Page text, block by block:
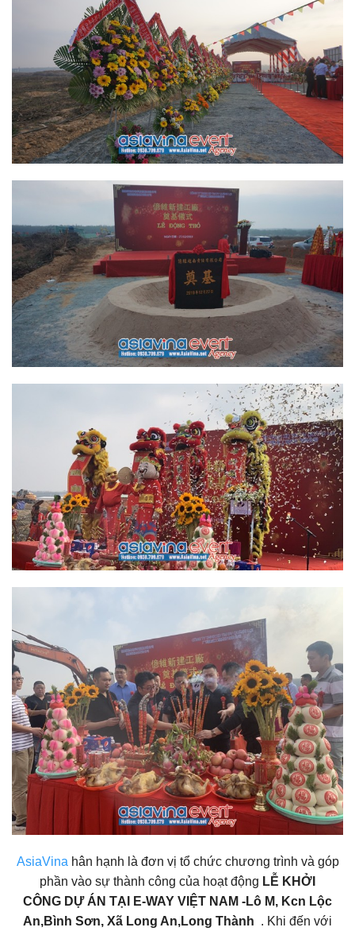
AsiaVina hân hạnh là đơn vị tổ chức chương trình và góp
phần vào sự thành công của hoạt động LỄ KHỞI
CÔNG DỰ ÁN TẠI E-WAY VIỆT NAM -Lô M, Kcn Lộc
An,Bình Sơn, Xã Long An,Long Thành . Khi đến với